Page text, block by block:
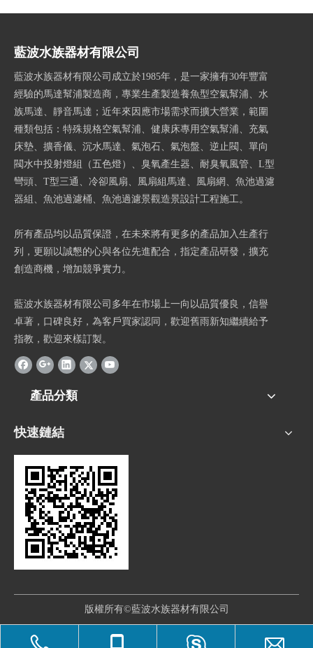
藍波水族器材有限公司
藍波水族器材有限公司成立於1985年，是一家擁有30年豐富
經驗的馬達幫浦製造商，專業生產製造養魚型空氣幫浦、水
族馬達、靜音馬達；近年來因應市場需求而擴大營業，範圍
種類包括：特殊規格空氣幫浦、健康床專用空氣幫浦、充氣
床墊、擴香儀、沉水馬達、氣泡石、氣泡盤、逆止閥、單向
閥水中投射燈組（五色燈）、臭氧產生器、耐臭氧風管、L型
彎頭、T型三通、冷卻風扇、風扇組馬達、風扇網、魚池過濾
器組、魚池過濾桶、魚池過濾景觀造景設計工程施工。
所有產品均以品質保證，在未來將有更多的產品加入生產行
列，更願以誠懇的心與各位先進配合，指定產品研發，擴充
創造商機，增加競爭實力。
藍波水族器材有限公司多年在市場上一向以品質優良，信譽
卓著，口碑良好，為客戶買家認同，歡迎舊雨新知繼續給予
指教，歡迎來樣訂製。
產品分類
快速鏈結
版權所有©藍波水族器材有限公司